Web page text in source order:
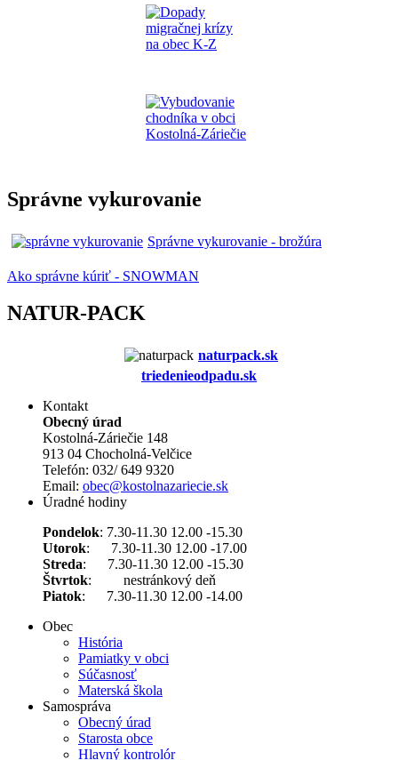
Správne vykurovanie
Správne vykurovanie - brožúra
Ako správne kúriť - SNOWMAN
NATUR-PACK
naturpack.sk
triedenieodpadu.sk
Kontakt
Obecný úrad
Kostolná-Záriečie 148
913 04 Chocholná-Velčice
Telefón: 032/ 649 9320
Email: obec@kostolnazariecie.sk
Úradné hodiny
Pondelok: 7.30-11.30 12.00 -15.30
Utorok: 7.30-11.30 12.00 -17.00
Streda: 7.30-11.30 12.00 -15.30
Štvrtok: nestránkový deň
Piatok: 7.30-11.30 12.00 -14.00
Obec
História
Pamiatky v obci
Súčasnosť
Materská škola
Samospráva
Obecný úrad
Starosta obce
Hlavný kontrolór